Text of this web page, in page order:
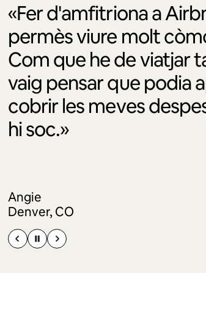
«Fer d'amfitriona a
permès viure molt
Com que he de viatjar
vaig pensar que podia
cobrir les meves
hi soc.»
Angie
Denver, CO